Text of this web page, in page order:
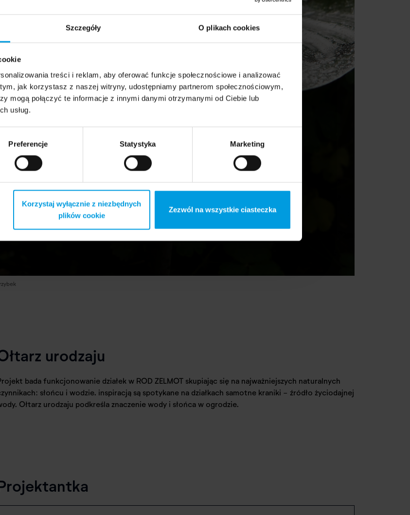
Szczegóły O plikach cookies
treści i reklam, aby oferować funkcje społecznościowe i analizować
jak korzystasz z naszej witryny, udostępniamy partnerom społecznościowym,
mogą połączyć te informacje z innymi danymi otrzymanymi od Ciebie lub
usług.
Preferencje Statystyka Marketing
Korzystaj wyłącznie z niezbędnych
plików cookie
Zezwól na wszystkie ciasteczka
urodzaju
bada funkcjonowanie działek w ROD ZELMOT skupiając się na najważniejszych naturalnych
słońcu i wodzie. inspiracją są spotykane na działkach samotne kraniki - źródło życiodajnej
Ołtarz urodzaju podkreśla znaczenie wody i słońca w ogrodzie.